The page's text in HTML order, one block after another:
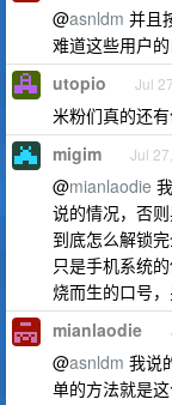
@asnldm 并且
难道这些用户
utopio Jul
米粉们真的还有
migim Jul
@mianlaodie
说的情况，否
到底怎么解锁
只是手机系统
烧而生的口号
mianlaodie
@asnldm 我说
单的方法就是